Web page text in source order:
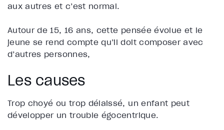
aux autres et c’est normal.
Autour de 15, 16 ans, cette pensée évolue et le
jeune se rend compte qu’il doit composer avec
d’autres personnes,
Les causes
Trop choyé ou trop délaissé, un enfant peut
développer un trouble égocentrique.